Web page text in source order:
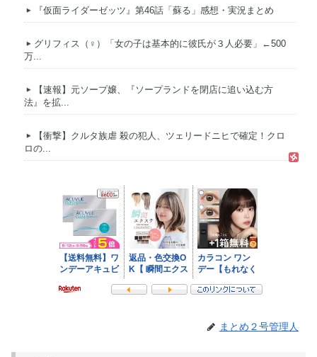
『仮面ライダーゼッツ』第46話「蘇る」感想・実況まとめ
グリフィス（♀）「女の子は基本的に彼氏が３人必要」←500
万...
【速報】元ソープ嬢、『ソープランドを閉店に追い込む方
法』を拡...
【衝撃】クルタ族虐 殺の犯人、ツェリードニヒで確定！クロ
ロの...
まとめ２号管理人